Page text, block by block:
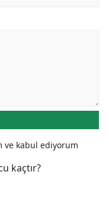
ve kabul ediyorum
kaçtır?